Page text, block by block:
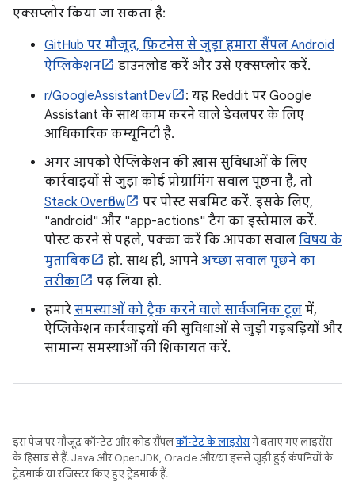
एक्सप्लोर किया जा सकता है:
GitHub पर मौजूद, फ़िटनेस से जुड़ा हमारा सैंपल Android
ऐप्लिकेशन
डाउनलोड करें और उसे एक्सप्लोर करें.
r/GoogleAssistantDev
: यह Reddit पर Google
Assistant के साथ काम करने वाले डेवलपर के लिए
आधिकारिक कम्यूनिटी है.
अगर आपको ऐप्लिकेशन की ख़ास सुविधाओं के लिए
कार्रवाइयों से जुड़ा कोई प्रोग्रामिंग सवाल पूछना है, तो
Stack Overflow
पर पोस्ट सबमिट करें. इसके लिए,
"android" और "app-actions" टैग का इस्तेमाल करें.
पोस्ट करने से पहले, पक्का करें कि आपका सवाल विषय के
मुताबिक
हो. साथ ही, आपने अच्छा सवाल पूछने का
तरीका
पढ़ लिया हो.
हमारे समस्याओं को ट्रैक करने वाले सार्वजनिक टूल में,
ऐप्लिकेशन कार्रवाइयों की सुविधाओं से जुड़ी गड़बड़ियों और
सामान्य समस्याओं की शिकायत करें.
इस पेज पर मौजूद कॉन्टेंट और कोड सैंपलकॉन्टेंट के लाइसेंसमें बताए गए लाइसेंस
के हिसाब से हैं. Java और OpenJDK, Oracle और/या इससे जुड़ी हुई कंपनियों के
ट्रेडमार्क या रजिस्टर किए हुए ट्रेडमार्क हैं.